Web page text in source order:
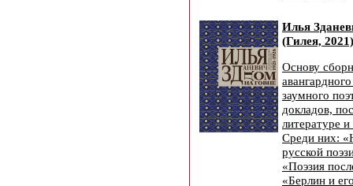
Илья
(Гилея, 2021)
Основу
заумного
докладов,
литературе
Среди них:
русской
«Поэзия
«Берлин и